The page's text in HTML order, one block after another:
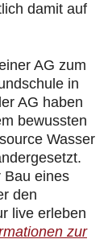
damit auf
AG zum
in
AG haben
bewussten
Wasser
Bau eines
den
live erleben
zur